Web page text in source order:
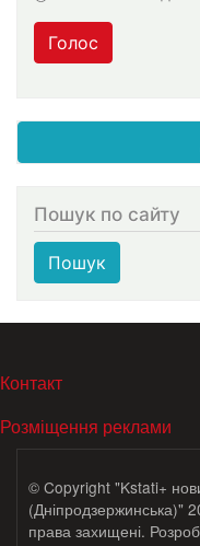
Голос
Пошук по сайту
Пошук
МЕНЮ В ПОДВАЛЕ
Контакт
Розміщення реклами
© Copyright "Kstati+
(Дніпродзержинська)"
права захищені.